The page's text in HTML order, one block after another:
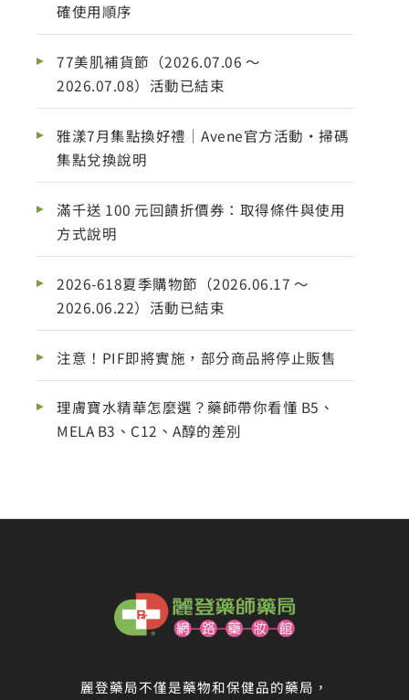
確使用順序
77美肌補貨節（2026.07.06 ～
2026.07.08）活動已結束
雅漾7月集點換好禮｜Avene官方活動・掃碼
集點兌換說明
滿千送 100 元回饋折價券：取得條件與使用
方式說明
2026-618夏季購物節（2026.06.17 ～
2026.06.22）活動已結束
注意！PIF即將實施，部分商品將停止販售
理膚寶水精華怎麼選？藥師帶你看懂 B5、
MELA B3、C12、A醇的差別
麗登藥局不僅是藥物和保健品的藥局，